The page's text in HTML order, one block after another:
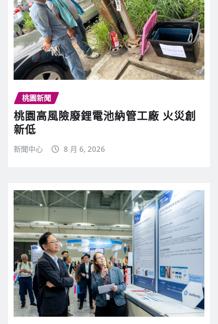
桃園新聞
桃園高風險廢鋰電池納管工廠 火災創
新低
新聞中心 8 月 6, 2026